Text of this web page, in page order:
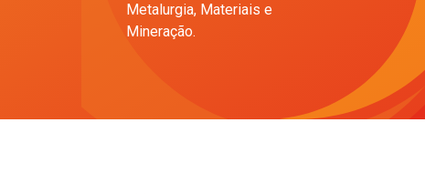
Metalurgia, Materiais e
Mineração.